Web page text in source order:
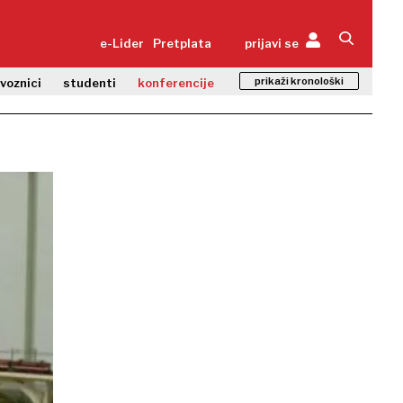
e-Lider Pretplata prijavi se
studenti konferencije prikaži kronološki